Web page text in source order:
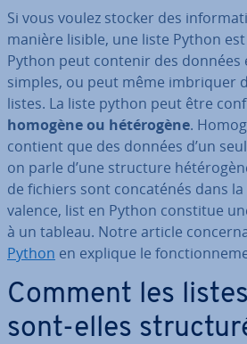
Si vous voulez stocker des
manière lisible, une liste Python
Python peut contenir des données
simples, ou peut même imbriquer
listes. La liste python peut être
homogène ou hé­té­ro­gène.
contient que des données d’un
on parle d’une structure
de fichiers sont con­ca­té­nés dans
va­lence, list en Python constitue
à un tableau. Notre article
Python en explique le
Comment les
sont-elles